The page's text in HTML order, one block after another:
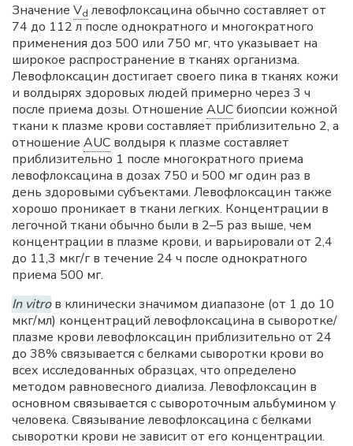
Значение Vd левофлоксацина обычно составляет от
74 до 112 л после однократного и многократного
применения доз 500 или 750 мг, что указывает на
широкое распространение в тканях организма.
Левофлоксацин достигает своего пика в тканях кожи
и волдырях здоровых людей примерно через 3 ч
после приема дозы. Отношение AUCбиопсии кожной
ткани к плазме крови составляет приблизительно 2, а
отношение AUC волдыря к плазме составляет
приблизительно 1 после многократного приема
левофлоксацина в дозах 750 и 500 мг один раз в
день здоровыми субъектами. Левофлоксацин также
хорошо проникает в ткани легких. Концентрации в
легочной ткани обычно были в 2–5 раз выше, чем
концентрации в плазме крови, и варьировали от 2,4
до 11,3 мкг/г в течение 24 ч после однократного
приема 500 мг.
In vitroв клинически значимом диапазоне (от 1 до 10
мкг/мл) концентраций левофлоксацина в сыворотке/
плазме крови левофлоксацин приблизительно от 24
до 38% связывается с белками сыворотки крови во
всех исследованных образцах, что определено
методом равновесного диализа. Левофлоксацин в
основном связывается с сывороточным альбумином у
человека. Связывание левофлоксацина с белками
сыворотки крови не зависит от его концентрации.